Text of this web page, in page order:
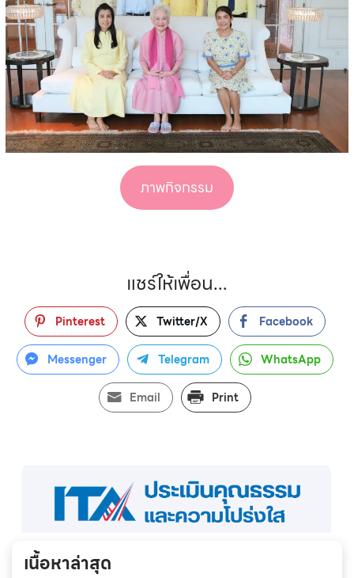
ภาพกิจกรรม
แชร์ให้เพื่อน...
Pinterest Twitter/X Facebook
Messenger Telegram WhatsApp
Email Print
เนื้อหาล่าสุด